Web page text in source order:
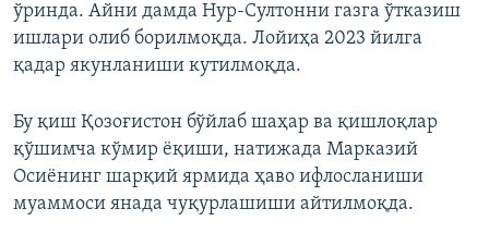
ўринда. Айни дамда Нур-Султонни газга ўтказиш
ишлари олиб борилмоқда. Лойиҳа 2023 йилга
қадар якунланиши кутилмоқда.
Бу қиш Қозоғистон бўйлаб шаҳар ва қишлоқлар
қўшимча кўмир ёқиши, натижада Марказий
Осиёнинг шарқий ярмида ҳаво ифлосланиши
муаммоси янада чуқурлашиши айтилмоқда.